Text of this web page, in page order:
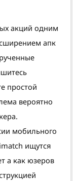
акций одним
апк
простой
вероятно
мобильного
ищутся
а как юзеров